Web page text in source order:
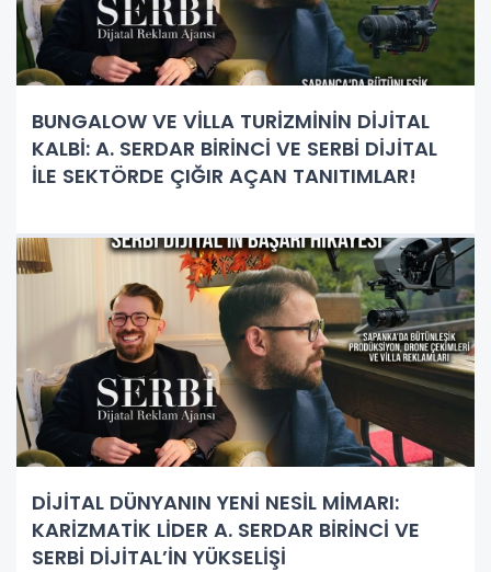
BUNGALOW VE VİLLA TURİZMİNİN DİJİTAL
KALBİ: A. SERDAR BİRİNCİ VE SERBİ DİJİTAL
İLE SEKTÖRDE ÇIĞIR AÇAN TANITIMLAR!
DİJİTAL DÜNYANIN YENİ NESİL MİMARI:
KARİZMATİK LİDER A. SERDAR BİRİNCİ VE
SERBİ DİJİTAL’İN YÜKSELİŞİ